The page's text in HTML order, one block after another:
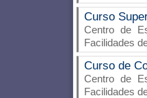
Curso
Centro de
Facilidades
Curso de
Centro de
Facilidades